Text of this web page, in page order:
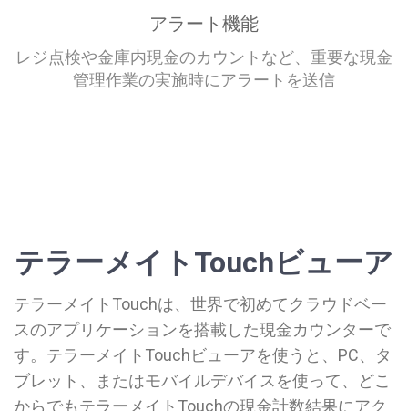
アラート機能
レジ点検や金庫内現金のカウントなど、重要な現金
管理作業の実施時にアラートを送信
テラーメイトTouchビューア
テラーメイトTouchは、世界で初めてクラウドベー
スのアプリケーションを搭載した現金カウンターで
す。テラーメイトTouchビューアを使うと、PC、タ
ブレット、またはモバイルデバイスを使って、どこ
からでもテラーメイトTouchの現金計数結果にアク